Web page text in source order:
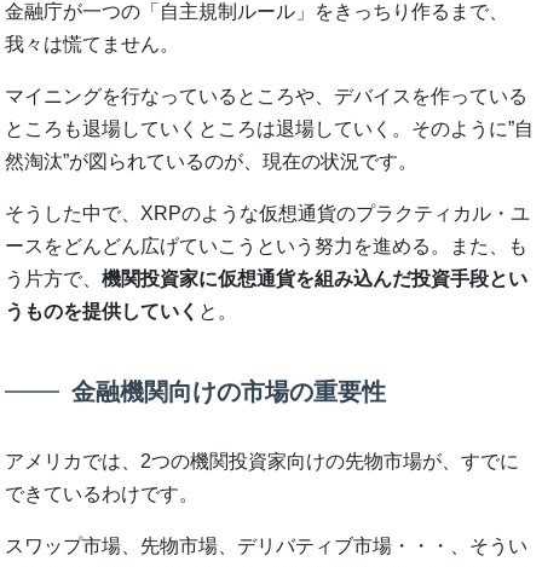
金融庁が一つの「自主規制ルール」をきっちり作るまで、
我々は慌てません。
マイニングを行なっているところや、デバイスを作っている
ところも退場していくところは退場していく。そのように”自
然淘汰”が図られているのが、現在の状況です。
そうした中で、XRPのような仮想通貨のプラクティカル・ユ
ースをどんどん広げていこうという努力を進める。また、も
う片方で、機関投資家に仮想通貨を組み込んだ投資手段とい
うものを提供していく と。
金融機関向けの市場の重要性
アメリカでは、2つの機関投資家向けの先物市場が、すでに
できているわけです。
スワップ市場、先物市場、デリバティブ市場・・・、そうい